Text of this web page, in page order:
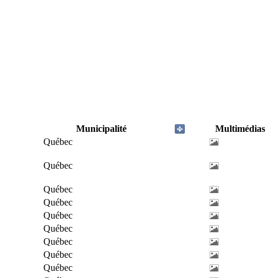
Municipalité
Multimédias
Québec
Québec
Québec
Québec
Québec
Québec
Québec
Québec
Québec